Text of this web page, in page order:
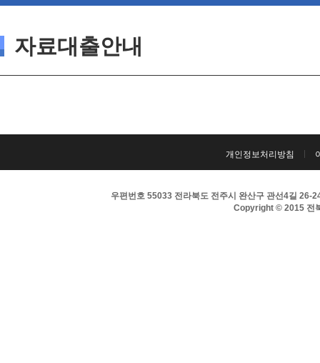
자료대출안내
개인정보처리방침
우편번호 55033 전라북도 전주시 완산구 관선4길
Copyright © 2015 전